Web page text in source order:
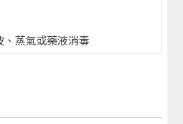
蒸氣或藥液消毒